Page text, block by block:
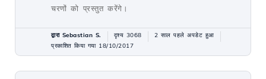
चरणों को प्रस्तुत करेंगे।
द्वारा Sebastian S. दृश्य 3068
2 साल पहले अपडेट हुआ
प्रकाशित किया गया 18/10/2017